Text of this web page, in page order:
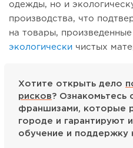
одежды, но и
производства, что
на товары,
экологически чистых
Хотите открыть дело
рисков? Ознакомьтесь
франшизами, которые
городе и гарантируют
обучение и поддержку